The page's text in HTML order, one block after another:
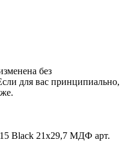
без
для вас принципиально,
Black 21x29,7 МДФ арт.